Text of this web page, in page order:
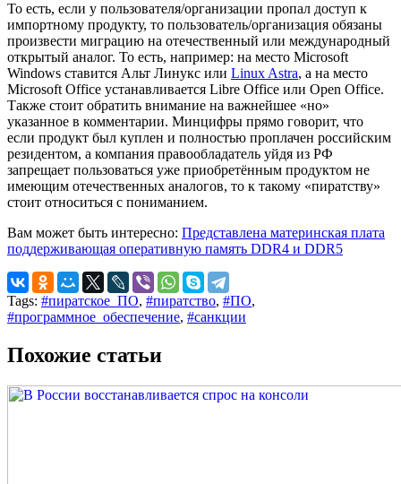
То есть, если у пользователя/организации пропал доступ к
импортному продукту, то пользователь/организация обязаны
произвести миграцию на отечественный или международный
открытый аналог. То есть, например: на место Microsoft
Windows ставится Альт Линукс или Linux Astra, а на место
Microsoft Office устанавливается Libre Office или Open Office.
Также стоит обратить внимание на важнейшее «но»
указанное в комментарии. Минцифры прямо говорит, что
если продукт был куплен и полностью проплачен российским
резидентом, а компания правообладатель уйдя из РФ
запрещает пользоваться уже приобретённым продуктом не
имеющим отечественных аналогов, то к такому «пиратству»
стоит относиться с пониманием.
Вам может быть интересно: Представлена материнская плата
поддерживающая оперативную память DDR4 и DDR5
Tags: #пиратское_ПО, #пиратство, #ПО,
#программное_обеспечение, #санкции
Похожие статьи